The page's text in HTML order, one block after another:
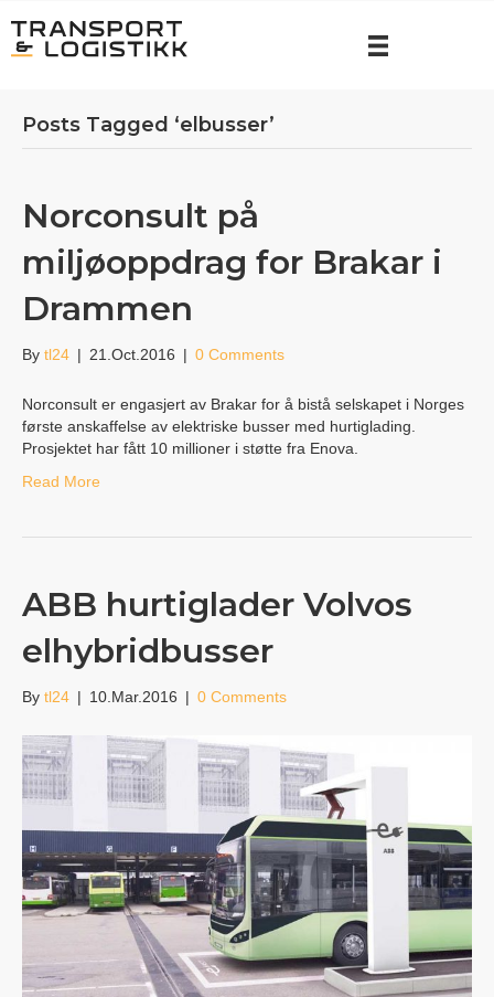
Posts Tagged ‘elbusser’
Norconsult på
miljøoppdrag for Brakar i
Drammen
By tl24 | 21.Oct.2016 | 0 Comments
Norconsult er engasjert av Brakar for å bistå selskapet i Norges
første anskaffelse av elektriske busser med hurtiglading.
Prosjektet har fått 10 millioner i støtte fra Enova.
Read More
ABB hurtiglader Volvos
elhybridbusser
By tl24 | 10.Mar.2016 | 0 Comments